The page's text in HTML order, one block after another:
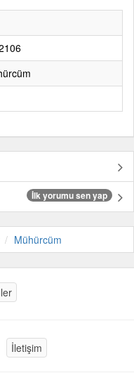
İlk yorumu sen yap
Mühürcüm
İletişim